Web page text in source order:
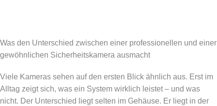
Was den Unterschied zwischen einer professionellen und einer
gewöhnlichen Sicherheitskamera ausmacht
Viele Kameras sehen auf den ersten Blick ähnlich aus. Erst im
Alltag zeigt sich, was ein System wirklich leistet – und was
nicht. Der Unterschied liegt selten im Gehäuse. Er liegt in der